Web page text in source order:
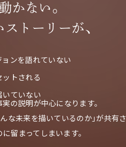
かない。
トーリーが、
ンを語れていない
トされる
いていない
の説明が中心になります。
んな未来を描いているのか」が共有さ
留まってしまいます。